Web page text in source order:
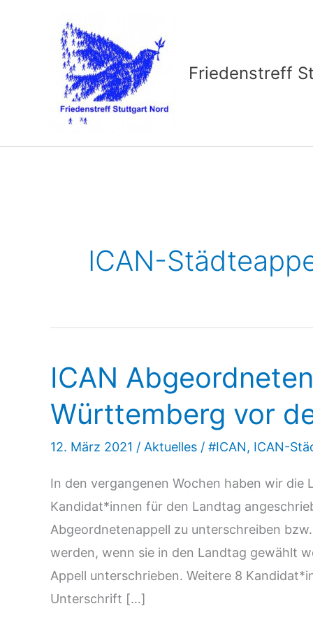
Friedenstreff
ICAN-
ICAN
Württemberg vor
12. März 2021 / Aktuelles / #ICAN, ICAN-
In den vergangenen Wochen haben wir die
Kandidat*innen für den Landtag
Abgeordnetenappell zu unterschreiben
werden, wenn sie in den Landtag gewählt
Appell unterschrieben. Weitere 8
Unterschrift […]